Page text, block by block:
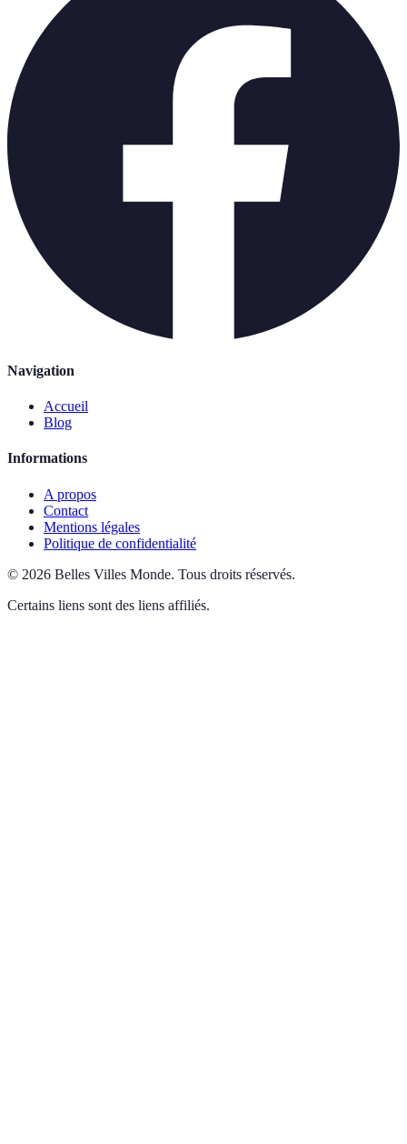
Navigation
Accueil
Blog
Informations
A propos
Contact
Mentions légales
Politique de confidentialité
© 2026 Belles Villes Monde. Tous droits réservés.
Certains liens sont des liens affiliés.